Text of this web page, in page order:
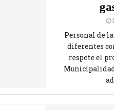
Personal de
diferentes
respete el